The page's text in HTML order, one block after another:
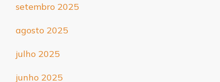
setembro 2025
agosto 2025
julho 2025
junho 2025